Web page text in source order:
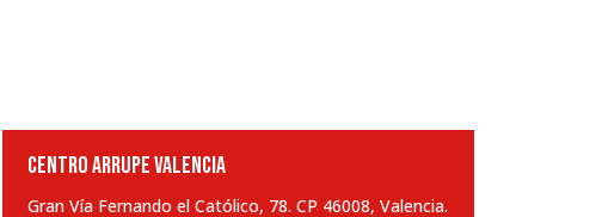
CENTRO ARRUPE VALENCIA
Gran Vía Fernando el Católico, 78. CP 46008, Valencia.